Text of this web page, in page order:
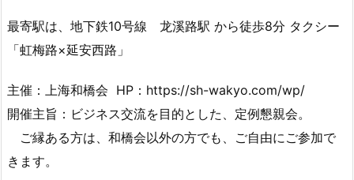
最寄駅は、地下鉄10号線 龙溪路駅 から徒歩8分 タクシー
「虹梅路×延安西路」
主催：上海和橋会 HP：https://sh-wakyo.com/wp/
開催主旨：ビジネス交流を目的とした、定例懇親会。
ご縁ある方は、和橋会以外の方でも、ご自由にご参加で
きます。